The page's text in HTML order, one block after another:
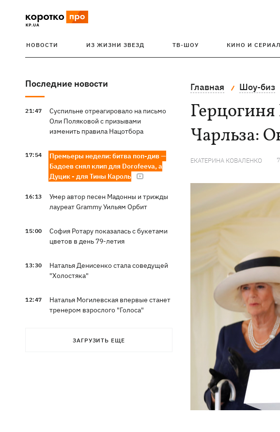
НОВОСТИ ИЗ ЖИЗНИ ЗВЕЗД ТВ-ШОУ КИНО И
Последние новости
21:47
Суспильне отреагировало на письмо
Оли Поляковой с призывами
изменить правила Нацотбора
17:54
Премьеры недели: битва поп-див —
Бадоев снял клип для Dorofeeva, а
Дуцик - для Тины Кароль
16:13
Умер автор песен Мадонны и трижды
лауреат Grammy Уильям Орбит
15:00
София Ротару показалась с букетами
цветов в день 79-летия
13:30
Наталья Денисенко стала соведущей
"Холостяка"
12:47
Наталья Могилевская впервые станет
тренером взрослого "Голоса"
ЗАГРУЗИТЬ ЕЩЕ
Главная Шоу-биз
Чарльза:
ЕКАТЕРИНА КОВАЛЕНКО